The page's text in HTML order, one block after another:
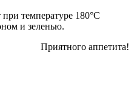
температуре 180°С
и зеленью.
Приятного аппетита!